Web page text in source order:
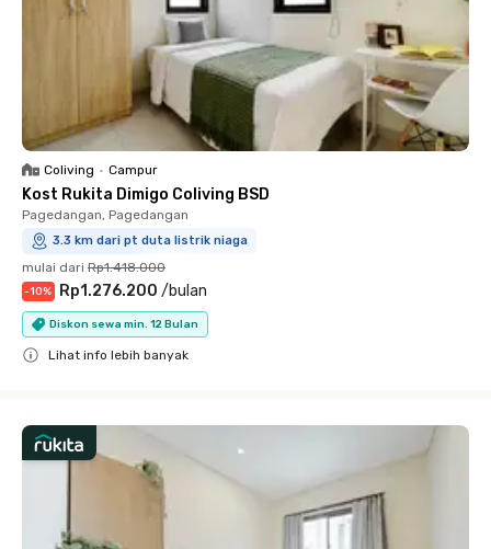
Coliving • Campur
Kost Rukita Dimigo Coliving BSD
Pagedangan, Pagedangan
3.3 km dari pt duta listrik niaga
mulai dari Rp1.418.000
-10% Rp1.276.200 /bulan
Diskon sewa min. 12 Bulan
Lihat info lebih banyak